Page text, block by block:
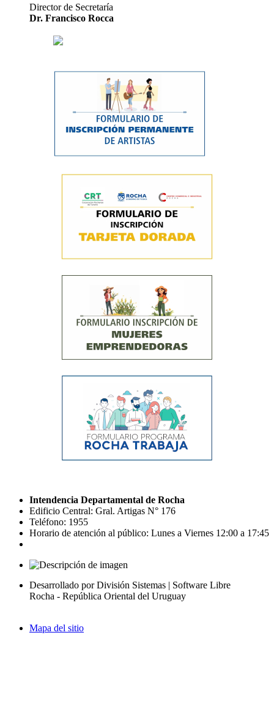
Director de Secretaría
Dr. Francisco Rocca
Intendencia Departamental de Rocha
Edificio Central: Gral. Artigas N° 176
Teléfono: 1955
Horario de atención al público: Lunes a Viernes 12:00 a 17:45
Desarrollado por División Sistemas | Software Libre
Rocha - República Oriental del Uruguay
Mapa del sitio